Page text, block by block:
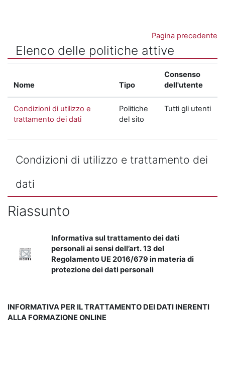
Pagina precedente
Elenco delle politiche attive
Nome Tipo
Consenso
dell'utente
Condizioni di utilizzo e
trattamento dei dati
Politiche
del sito
Tutti gli utenti
Condizioni di utilizzo e trattamento dei
dati
Riassunto
Informativa sul trattamento dei dati
personali ai sensi dell’art. 13 del
Regolamento UE 2016/679 in materia di
protezione dei dati personali
INFORMATIVA PER IL TRATTAMENTO DEI DATI INERENTI
ALLA FORMAZIONE ONLINE